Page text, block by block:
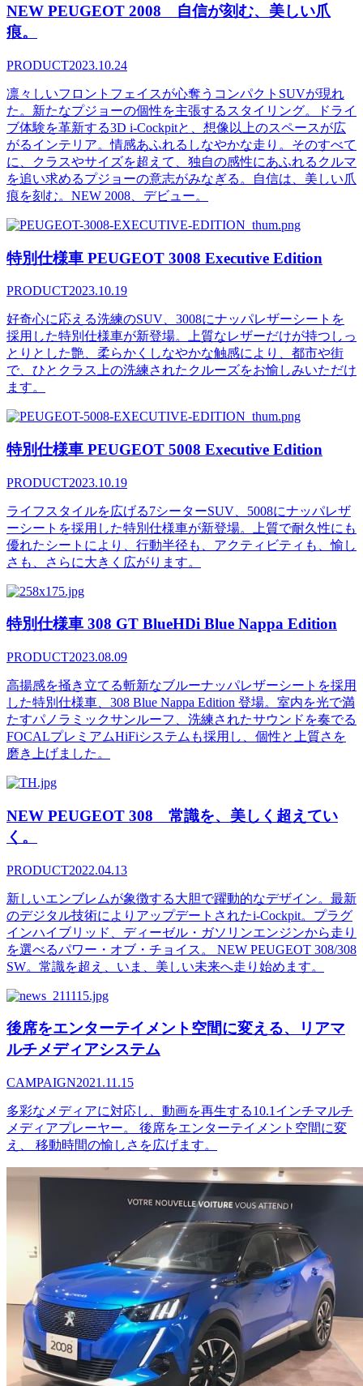
NEW PEUGEOT 2008 自信が刻む、美しい爪
痕。
PRODUCT2023.10.24
凛々しいフロントフェイスが心奪うコンパクトSUVが現れ
た。新たなプジョーの個性を主張するスタイリング。ドライ
ブ体験を革新する3D i-Cockpitと、想像以上のスペースが広
がるインテリア。情感あふれるしなやかな走り。そのすべて
に、クラスやサイズを超えて、独自の感性にあふれるクルマ
を追い求めるプジョーの意志がみなぎる。自信は、美しい爪
痕を刻む。NEW 2008、デビュー。
特別仕様車 PEUGEOT 3008 Executive Edition
PRODUCT2023.10.19
好奇心に応える洗練のSUV、3008にナッパレザーシートを
採用した特別仕様車が新登場。上質なレザーだけが持つしっ
とりとした艶、柔らかくしなやかな触感により、都市や街
で、ひとクラス上の洗練されたクルーズをお愉しみいただけ
ます。
特別仕様車 PEUGEOT 5008 Executive Edition
PRODUCT2023.10.19
ライフスタイルを広げる7シーターSUV、5008にナッパレザ
ーシートを採用した特別仕様車が新登場。上質で耐久性にも
優れたシートにより、行動半径も、アクティビティも、愉し
さも、さらに大きく広がります。
特別仕様車 308 GT BlueHDi Blue Nappa Edition
PRODUCT2023.08.09
高揚感を掻き立てる斬新なブルーナッパレザーシートを採用
した特別仕様車、308 Blue Nappa Edition 登場。室内を光で満
たすパノラミックサンルーフ、洗練されたサウンドを奏でる
FOCALプレミアムHiFiシステムも採用し、個性と上質さを
磨き上げました。
NEW PEUGEOT 308 常識を、美しく超えてい
く。
PRODUCT2022.04.13
新しいエンブレムが象徴する大胆で躍動的なデザイン。最新
のデジタル技術によりアップデートされたi-Cockpit。プラグ
インハイブリッド、ディーゼル・ガソリンエンジンから走り
を選べるパワー・オブ・チョイス。 NEW PEUGEOT 308/308
SW。常識を超え、いま、美しい未来へ走り始めます。
後席をエンターテイメント空間に変える、リアマ
ルチメディアシステム
CAMPAIGN2021.11.15
多彩なメディアに対応し、動画を再生する10.1インチマルチ
メディアプレーヤー。 後席をエンターテイメント空間に変
え、 移動時間の愉しさを広げます。